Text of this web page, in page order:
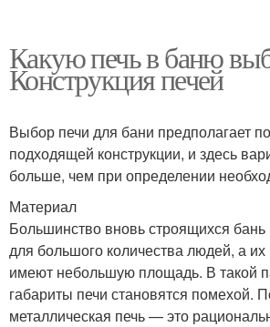
Какую печь в баню
Конструкция печей
Выбор печи для бани предполагает
подходящей конструкции, и здесь
больше, чем при определении
Материал
Большинство вновь строящихся
для большого количества людей, а
имеют небольшую площадь. В такой
габариты печи становятся помехой.
металлическая печь — это